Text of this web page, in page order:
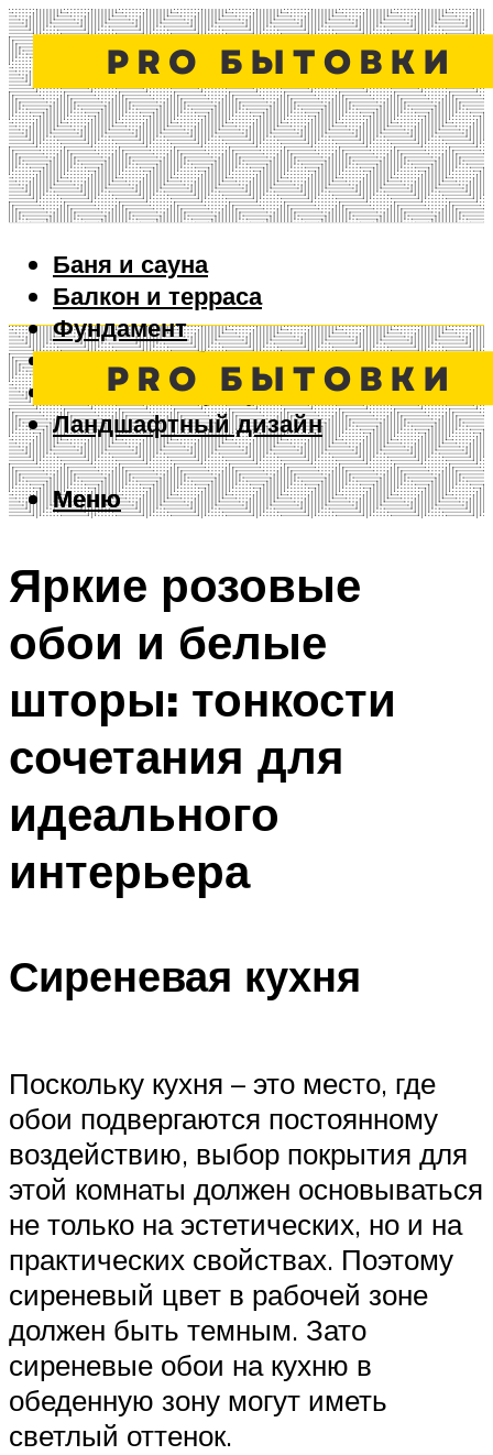
Баня и сауна
Балкон и терраса
Фундамент
Ворота и забор
Дизайн интерьера
Ландшафтный дизайн
Меню
Меню
Яркие розовые
обои и белые
шторы: тонкости
сочетания для
идеального
интерьера
Сиреневая кухня
Поскольку кухня – это место, где
обои подвергаются постоянному
воздействию, выбор покрытия для
этой комнаты должен основываться
не только на эстетических, но и на
практических свойствах. Поэтому
сиреневый цвет в рабочей зоне
должен быть темным. Зато
сиреневые обои на кухню в
обеденную зону могут иметь
светлый оттенок.